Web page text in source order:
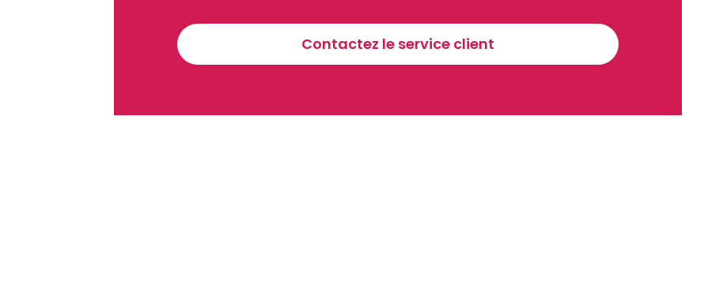
Contactez le service client
Sinscrire a la newsletter
En vous inscrivant à la newsletter, vous acceptez de recevoir nos communications. Vous pouvez vous désabonner à tout moment.